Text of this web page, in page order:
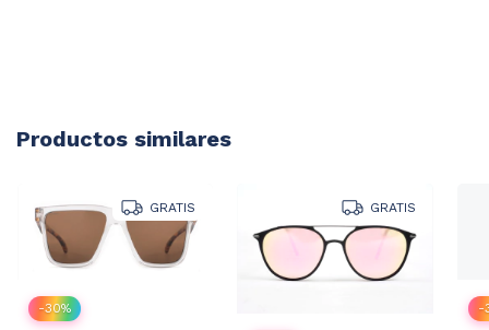
Productos similares
GRATIS
-30%
GRATIS
-